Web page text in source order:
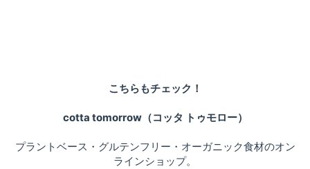
こちらもチェック！
cotta tomorrow（コッタ トゥモロー）
プラントベース・グルテンフリー・オーガニック食材のオン
ラインショップ。